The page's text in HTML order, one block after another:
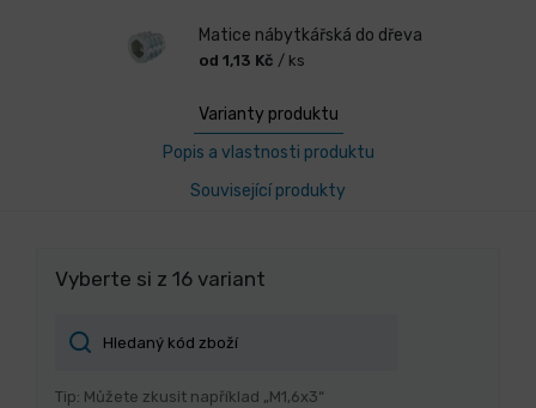
Matice nábytkářská do dřeva
od 1,13 Kč / ks
Varianty produktu
Popis a vlastnosti produktu
Související produkty
Vyberte si z 16 variant
Tip: Můžete zkusit například „M1,6x3“